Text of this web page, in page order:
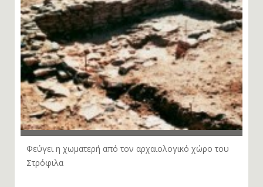
Φεύγει η χωματερή από τον αρχαιολογικό χώρο του
Στρόφιλα